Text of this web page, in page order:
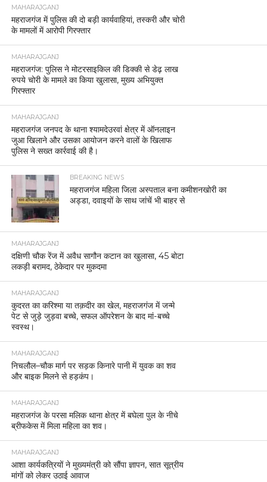
MAHARAJGANJ
महराजगंज में पुलिस की दो बड़ी कार्यवाहियां, तस्करी और चोरी
के मामलों में आरोपी गिरफ्तार
MAHARAJGANJ
महराजगंज: पुलिस ने मोटरसाइकिल की डिक्की से डेढ़ लाख
रुपये चोरी के मामले का किया खुलासा, मुख्य अभियुक्त
गिरफ्तार
MAHARAJGANJ
महराजगंज जनपद के थाना श्यामदेउरवां क्षेत्र में ऑनलाइन
जुआ खिलाने और उसका आयोजन करने वालों के खिलाफ
पुलिस ने सख्त कार्रवाई की है।
BREAKING NEWS
महराजगंज महिला जिला अस्पताल बना कमीशनखोरी का
अड्डा, दवाइयों के साथ जांचें भी बाहर से
MAHARAJGANJ
दक्षिणी चौक रेंज में अवैध सागौन कटान का खुलासा, 45 बोटा
लकड़ी बरामद, ठेकेदार पर मुकदमा
MAHARAJGANJ
कुदरत का करिश्मा या तक़दीर का खेल, महराजगंज में जन्मे
पेट से जुड़े जुड़वा बच्चे, सफल ऑपरेशन के बाद मां-बच्चे
स्वस्थ।
MAHARAJGANJ
निचलौल–चौक मार्ग पर सड़क किनारे पानी में युवक का शव
और बाइक मिलने से हड़कंप।
MAHARAJGANJ
महराजगंज के परसा मलिक थाना क्षेत्र में बघेला पुल के नीचे
ब्रीफकेस में मिला महिला का शव।
MAHARAJGANJ
आशा कार्यकत्रियों ने मुख्यमंत्री को सौंपा ज्ञापन, सात सूत्रीय
मांगों को लेकर उठाई आवाज